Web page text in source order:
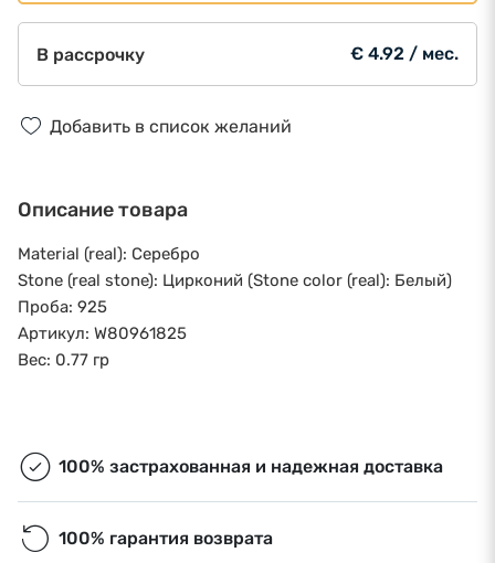
В рассрочку € 4.92 / мес.
Добавить в список желаний
Описание товара
Material (real): Серебро
Stone (real stone): Цирконий (Stone color (real): Белый)
Проба: 925
Артикул: W80961825
Вес: 0.77 гр
100% застрахованная и надежная доставка
100% гарантия возврата